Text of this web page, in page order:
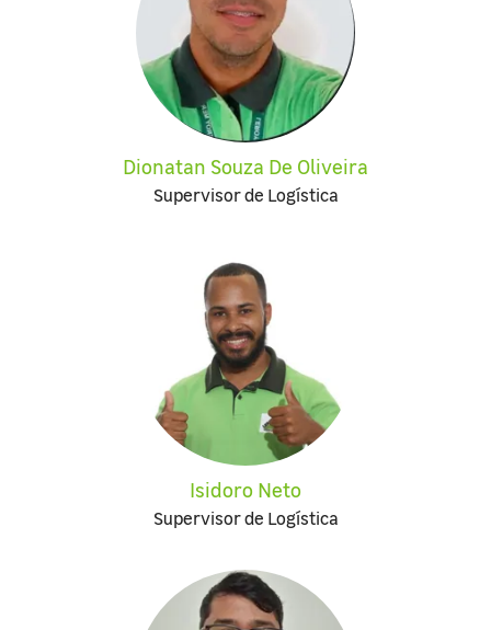
Dionatan Souza De Oliveira
Supervisor de Logística
Isidoro Neto
Supervisor de Logística